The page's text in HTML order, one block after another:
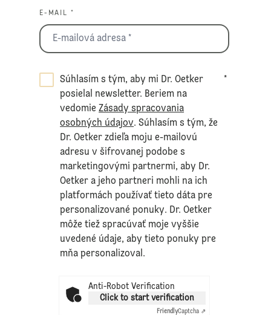
E-MAIL *
Súhlasím s tým, aby mi Dr. Oetker
posielal newsletter. Beriem na
vedomieZásady spracovania
osobných údajov. Súhlasím s tým, že
Dr. Oetker zdieľa moju e-mailovú
adresu v šifrovanej podobe s
marketingovými partnermi, aby Dr.
Oetker a jeho partneri mohli na ich
platformách používať tieto dáta pre
personalizované ponuky. Dr. Oetker
môže tiež spracúvať moje vyššie
uvedené údaje, aby tieto ponuky pre
mňa personalizoval.
*
Anti-Robot Verification
Click to start verification
FriendlyCaptcha ⇗